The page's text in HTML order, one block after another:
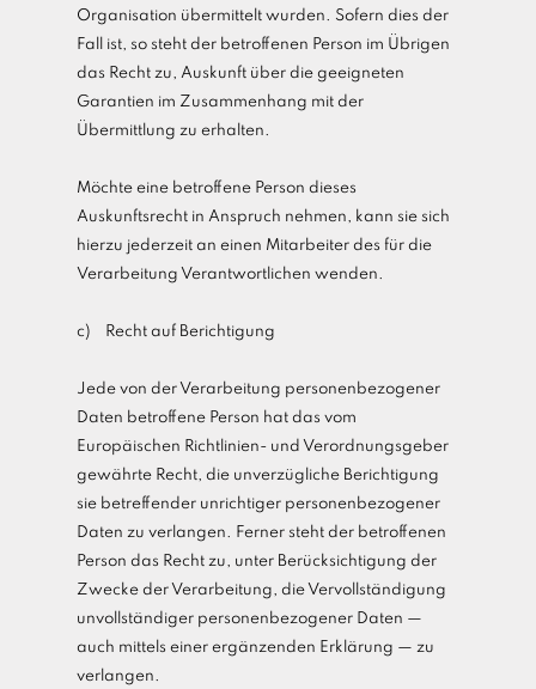
Organisation übermittelt wurden. Sofern dies der
Fall ist, so steht der betroffenen Person im Übrigen
das Recht zu, Auskunft über die geeigneten
Garantien im Zusammenhang mit der
Übermittlung zu erhalten.
Möchte eine betroffene Person dieses
Auskunftsrecht in Anspruch nehmen, kann sie sich
hierzu jederzeit an einen Mitarbeiter des für die
Verarbeitung Verantwortlichen wenden.
c) Recht auf Berichtigung
Jede von der Verarbeitung personenbezogener
Daten betroffene Person hat das vom
Europäischen Richtlinien- und Verordnungsgeber
gewährte Recht, die unverzügliche Berichtigung
sie betreffender unrichtiger personenbezogener
Daten zu verlangen. Ferner steht der betroffenen
Person das Recht zu, unter Berücksichtigung der
Zwecke der Verarbeitung, die Vervollständigung
unvollständiger personenbezogener Daten —
auch mittels einer ergänzenden Erklärung — zu
verlangen.